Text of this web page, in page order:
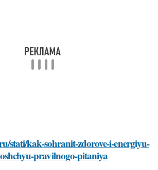
stati/kak-sohranit-zdorove-i-energiyu-
pravilnogo-pitaniya